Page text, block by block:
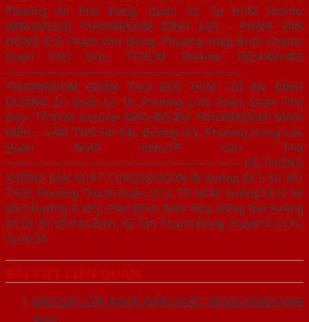
Phường An Phú Đông, Quận 12, Tp HCM Holine:
0886.500.500 *SHOWROOM BÌNH LỢI – PHẠM VĂN
ĐỒNG 615 Phạm Văn Đồng, Phường Hiệp Bình Chánh,
Quận Thủ Đức, TP.HCM Hotline: 0824.400.400
————————————————————
*SHOWROOM QUẬN THỦ ĐỨC HCM –DĨ AN BÌNH
DƯƠNG 21, Quốc Lộ 1K, Phường Linh Xuân, Quận Thủ
Đức, TP.HCM Hotline: 0855.400.400 *SHOWROOM NINH
KIỀU – CẦN THƠ Số 94c, Đường 3/2, Phường Hưng Lợi,
Quận Ninh Kiều,TP Cần Thơ
———————————————————— HỆ THỐNG
XƯỞNG SẢN XUẤT CUAGOSAIGON ® Xưởng SX I: Số 361
TX25, Phường Thạnh Xuân, Q12, TP. HCM. Xưởng SX II: Số
60/3 Đường 9, KP2, P.An Bình, Biên Hòa, Đồng Nai Xưởng
SX III: 81 Võ Văn Bích, Xã Tân Thạnh Đông, Huyện Củ Chi,
Tp.HCM
BÀI VIẾT LIÊN QUAN
BÁO GIÁ CỬA NHỰA HÀN QUỐC [8/2021]☑️Đã kiểm